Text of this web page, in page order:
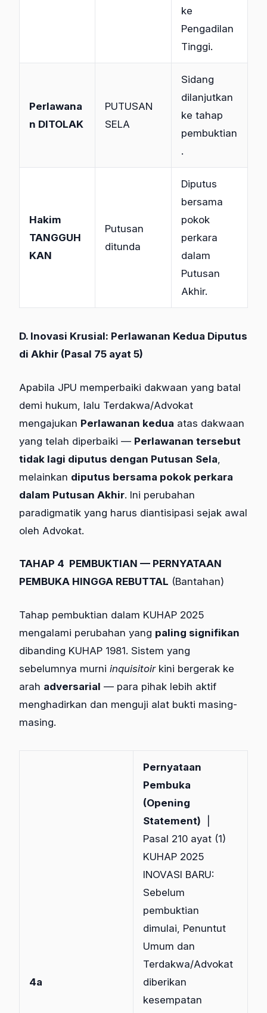
ke
Pengadilan
Tinggi.
Perlawana
n DITOLAK
PUTUSAN
SELA
Sidang
dilanjutkan
ke tahap
pembuktian
.
Hakim
TANGGUH
KAN
Putusan
ditunda
Diputus
bersama
pokok
perkara
dalam
Putusan
Akhir.
D. Inovasi Krusial: Perlawanan Kedua Diputus
di Akhir (Pasal 75 ayat 5)
Apabila JPU memperbaiki dakwaan yang batal
demi hukum, lalu Terdakwa/Advokat
mengajukan Perlawanan kedua atas dakwaan
yang telah diperbaiki — Perlawanan tersebut
tidak lagi diputus dengan Putusan Sela
melainkan diputus bersama pokok perkara
dalam Putusan Akhir. Ini perubahan
paradigmatik yang harus diantisipasi sejak awal
oleh Advokat.
TAHAP 4 PEMBUKTIAN — PERNYATAAN
PEMBUKA HINGGA REBUTTAL (Bantahan)
Tahap pembuktian dalam KUHAP 2025
mengalami perubahan yang paling signifikan
dibanding KUHAP 1981. Sistem yang
sebelumnya murni inquisitoirkini bergerak ke
arah adversarial — para pihak lebih aktif
menghadirkan dan menguji alat bukti masing-
masing.
4a
Pernyataan
Pembuka
(Opening
Statement)
Pasal 210 ayat (1)
KUHAP 2025
INOVASI BARU:
Sebelum
pembuktian
dimulai, Penuntut
Umum dan
Terdakwa/Advokat
diberikan
kesempatan